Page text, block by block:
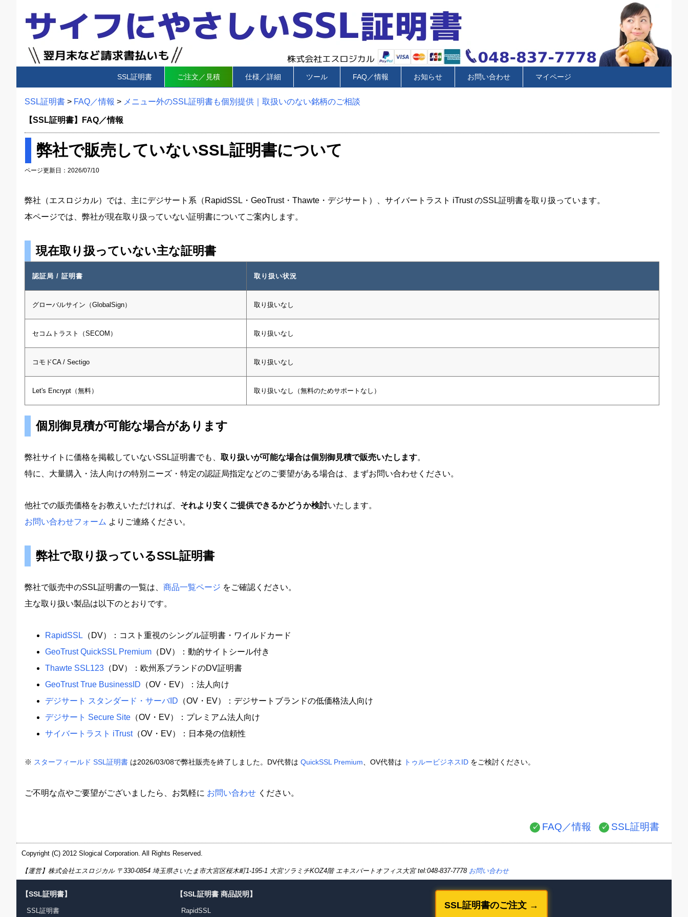
SSL証明書 ご注文／見積 仕様／詳細 ツール FAQ／情報 お知らせ お問い合わせ マイページ
SSL証明書 > FAQ／情報 > メニュー外のSSL証明書も個別提供｜取扱いのない銘柄のご相談
【SSL証明書】FAQ／情報
弊社で販売していないSSL証明書について
ページ更新日：2026/07/10
弊社（エスロジカル）では、主にデジサート系（RapidSSL・GeoTrust・Thawte・デジサート）、サイバートラスト iTrust のSSL証明書を取り扱っています。
本ページでは、弊社が現在取り扱っていない証明書についてご案内します。
現在取り扱っていない主な証明書
認証局 / 証明書 取り扱い状況
グローバルサイン（GlobalSign） 取り扱いなし
セコムトラスト（SECOM） 取り扱いなし
コモドCA / Sectigo 取り扱いなし
Let's Encrypt（無料） 取り扱いなし（無料のためサポートなし）
個別御見積が可能な場合があります
弊社サイトに価格を掲載していないSSL証明書でも、 取り扱いが可能な場合は個別御見積で販売いたします。
特に、大量購入・法人向けの特別ニーズ・特定の認証局指定などのご要望がある場合は、まずお問い合わせください。
他社での販売価格をお教えいただければ、 それより安くご提供できるかどうか検討いたします。
お問い合わせフォーム よりご連絡ください。
弊社で取り扱っているSSL証明書
弊社で販売中のSSL証明書の一覧は、 商品一覧ページ をご確認ください。
主な取り扱い製品は以下のとおりです。
RapidSSL （DV）：コスト重視のシングル証明書・ワイルドカード
GeoTrust QuickSSL Premium （DV）：動的サイトシール付き
Thawte SSL123 （DV）：欧州系ブランドのDV証明書
GeoTrust True BusinessID （OV・EV）：法人向け
デジサート スタンダード・サーバID （OV・EV）：デジサートブランドの低価格法人向け
デジサート Secure Site （OV・EV）：プレミアム法人向け
サイバートラスト iTrust（OV・EV）：日本発の信頼性
※ スターフィールド SSL証明書 は2026/03/08で弊社販売を終了しました。DV代替は QuickSSL Premium 、OV代替は トゥルービジネスID をご検討ください。
ご不明な点やご要望がございましたら、お気軽に お問い合わせ ください。
FAQ／情報 SSL証明書
Copyright (C) 2012 Slogical Corporation. All Rights Reserved.
【運営】株式会社エスロジカル 〒330-0854 埼玉県さいたま市大宮区桜木町1-195-1 大宮ソラミチKOZ4階 エキスパートオフィス大宮 tel:048-837-7778 お問い合わせ
【SSL証明書】
SSL証明書
【SSL証明書 商品説明】
RapidSSL
SSL証明書のご注文 →